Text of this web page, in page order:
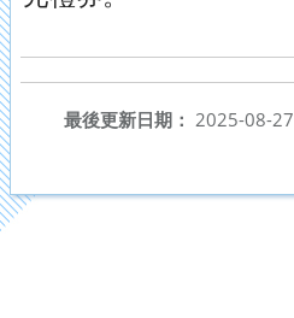
最後更新日期： 2025-08-27